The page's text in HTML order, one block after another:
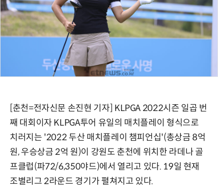
[춘천=전자신문 손진현 기자] KLPGA 2022시즌 일곱 번
째 대회이자 KLPGA투어 유일의 매치플레이 형식으로
치러지는 '2022 두산 매치플레이 챔피언십'(총상금 8억
원, 우승상금 2억 원)이 강원도 춘천에 위치한 라데나 골
프클럽(파72/6,350야드)에서 열리고 있다. 19일 현재
조별리그 2라운드 경기가 펼쳐지고 있다.